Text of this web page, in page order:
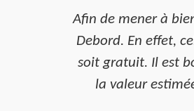
Afin de mener à
Debord. En effet,
soit gratuit. Il est
la valeur